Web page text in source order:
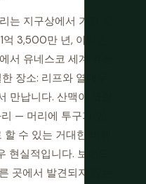
는 지구상에서 가장 오
3,500만 년, 아마존
서 유네스코 세계 유산
장소: 리프와 열대우
만납니다. 산맥이 코랄
— 머리에 투구가 있
수 있는 거대한 비행
실적입니다. 보이드
곳에서 발견되지 않는